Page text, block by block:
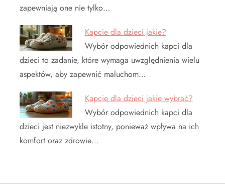
zapewniają one nie tylko…
Kapcie dla dzieci jakie?
Wybór odpowiednich kapci dla
dzieci to zadanie, które wymaga uwzględnienia wielu
aspektów, aby zapewnić maluchom…
Kapcie dla dzieci jakie wybrać?
Wybór odpowiednich kapci dla
dzieci jest niezwykle istotny, ponieważ wpływa na ich
komfort oraz zdrowie…